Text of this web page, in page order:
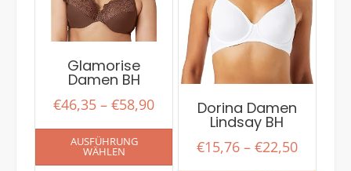
Glamorise
Damen BH
€46,35 –€58,90
AUSFÜHRUNG
WÄHLEN
Dorina Damen
Lindsay BH
€15,76– €22,50